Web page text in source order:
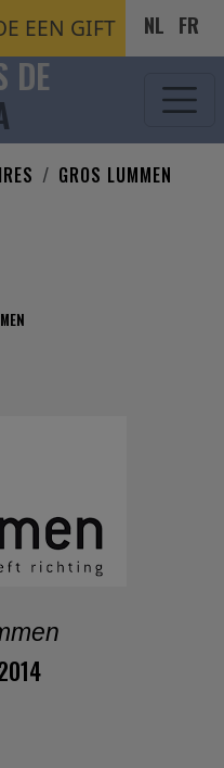
EEN GIFT NL FR
DE
GROS LUMMEN